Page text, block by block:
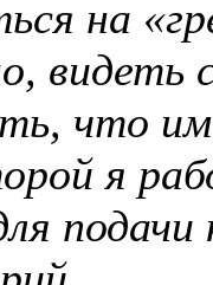
на
что
я
подачи